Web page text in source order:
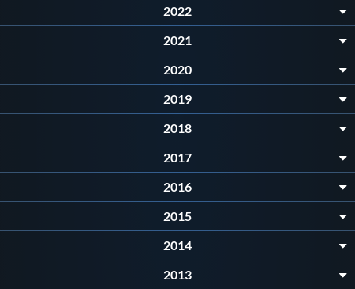
Sostenibilità
Archivio News
2022
2021
2020
2019
2018
2017
2016
2015
2014
2013